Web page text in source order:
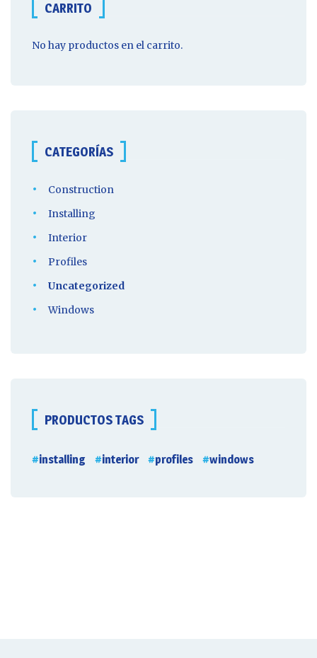
CARRITO
No hay productos en el carrito.
CATEGORÍAS
Construction
Installing
Interior
Profiles
Uncategorized
Windows
PRODUCTOS TAGS
installing interior profiles windows